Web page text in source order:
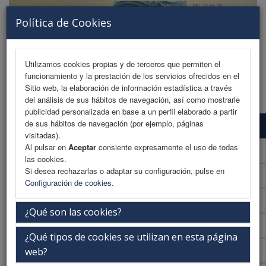
Política de Cookies
Utilizamos cookies propias y de terceros que permiten el
funcionamiento y la prestación de los servicios ofrecidos en el
Sitio web, la elaboración de información estadística a través
del análisis de sus hábitos de navegación, así como mostrarle
publicidad personalizada en base a un perfil elaborado a partir
de sus hábitos de navegación (por ejemplo, páginas
visitadas).
Al pulsar en Aceptar consiente expresamente el uso de todas
las cookies.
Si desea rechazarlas o adaptar su configuración, pulse en
Configuración de cookies.
¿Qué son las cookies?
¿Qué tipos de cookies se utilizan en esta página
web?
MENU
Programa preliminar
Programa preliminar (PDF)
Cronograma Programa preliminar
Normativa comunicaciones
Envío de comunicaciones
Plantilla